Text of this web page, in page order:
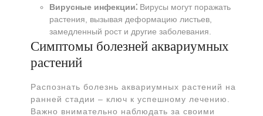
Вирусные инфекции⁚ Вирусы могут поражать
растения, вызывая деформацию листьев,
замедленный рост и другие заболевания.
Симптомы болезней аквариумных
растений
Распознать болезнь аквариумных растений на
ранней стадии – ключ к успешному лечению.
Важно внимательно наблюдать за своими